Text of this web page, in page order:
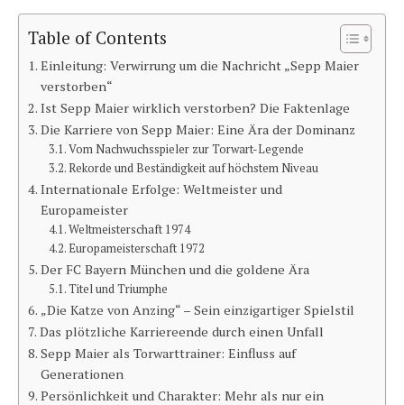
Table of Contents
Einleitung: Verwirrung um die Nachricht „Sepp Maier
verstorben“
Ist Sepp Maier wirklich verstorben? Die Faktenlage
Die Karriere von Sepp Maier: Eine Ära der Dominanz
Vom Nachwuchsspieler zur Torwart-Legende
Rekorde und Beständigkeit auf höchstem Niveau
Internationale Erfolge: Weltmeister und
Europameister
Weltmeisterschaft 1974
Europameisterschaft 1972
Der FC Bayern München und die goldene Ära
Titel und Triumphe
„Die Katze von Anzing“ – Sein einzigartiger Spielstil
Das plötzliche Karriereende durch einen Unfall
Sepp Maier als Torwarttrainer: Einfluss auf
Generationen
Persönlichkeit und Charakter: Mehr als nur ein